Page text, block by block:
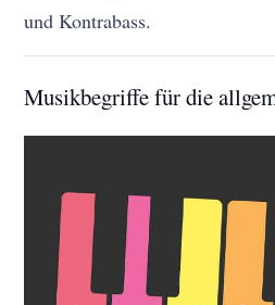
und Kontrabass.
Musikbegriffe für die